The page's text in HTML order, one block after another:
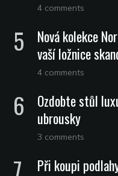
4 comments
Nová kolekce
vaší ložnice
4 comments
Ozdobte stůl
ubrousky
3 comments
Při koupi